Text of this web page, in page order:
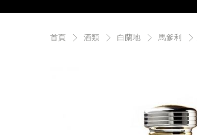
首頁 酒類 白蘭地 馬爹利